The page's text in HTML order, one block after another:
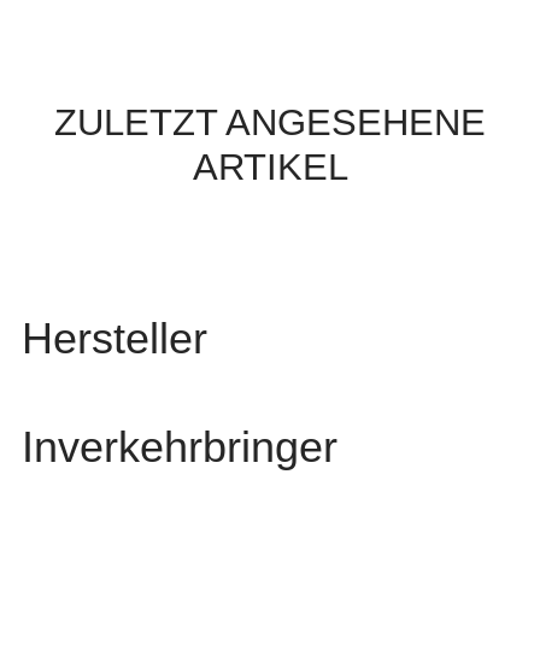
ZULETZT ANGESEHENE
ARTIKEL
Hersteller
Inverkehrbringer